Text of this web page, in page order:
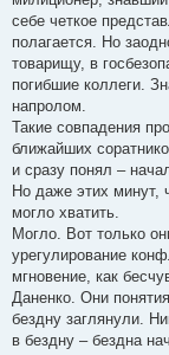
себе четкое
полагается. Но
товарищу, в
погибшие коллеги.
напролом.
Такие совпадения
ближайших
и сразу понял –
Но даже этих минут,
могло хватить.
Могло. Вот только
урегулирование
мгновение, как
Даненко. Они
бездну заглянули.
в бездну – бездна